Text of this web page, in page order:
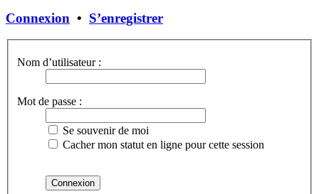
Connexion • S’enregistrer
Nom d’utilisateur :
Mot de passe :
Se souvenir de moi
Cacher mon statut en ligne pour cette session